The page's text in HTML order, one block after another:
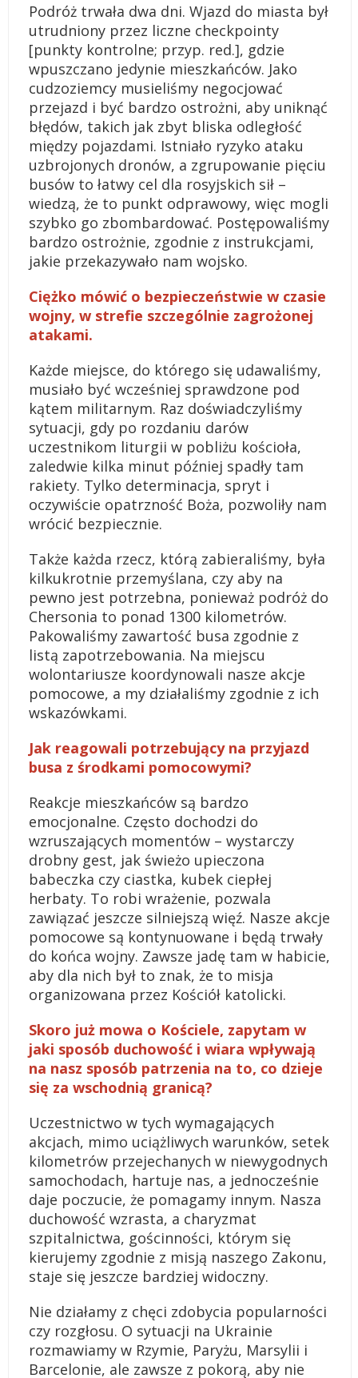
Podróż trwała dwa dni. Wjazd do miasta był
utrudniony przez liczne checkpointy
[punkty kontrolne; przyp. red.], gdzie
wpuszczano jedynie mieszkańców. Jako
cudzoziemcy musieliśmy negocjować
przejazd i być bardzo ostrożni, aby uniknąć
błędów, takich jak zbyt bliska odległość
między pojazdami. Istniało ryzyko ataku
uzbrojonych dronów, a zgrupowanie pięciu
busów to łatwy cel dla rosyjskich sił –
wiedzą, że to punkt odprawowy, więc mogli
szybko go zbombardować. Postępowaliśmy
bardzo ostrożnie, zgodnie z instrukcjami,
jakie przekazywało nam wojsko.
Ciężko mówić o bezpieczeństwie w czasie
wojny, w strefie szczególnie zagrożonej
atakami.
Każde miejsce, do którego się udawaliśmy,
musiało być wcześniej sprawdzone pod
kątem militarnym. Raz doświadczyliśmy
sytuacji, gdy po rozdaniu darów
uczestnikom liturgii w pobliżu kościoła,
zaledwie kilka minut później spadły tam
rakiety. Tylko determinacja, spryt i
oczywiście opatrzność Boża, pozwoliły nam
wrócić bezpiecznie.
Także każda rzecz, którą zabieraliśmy, była
kilkukrotnie przemyślana, czy aby na
pewno jest potrzebna, ponieważ podróż do
Chersonia to ponad 1300 kilometrów.
Pakowaliśmy zawartość busa zgodnie z
listą zapotrzebowania. Na miejscu
wolontariusze koordynowali nasze akcje
pomocowe, a my działaliśmy zgodnie z ich
wskazówkami.
Jak reagowali potrzebujący na przyjazd
busa z środkami pomocowymi?
Reakcje mieszkańców są bardzo
emocjonalne. Często dochodzi do
wzruszających momentów – wystarczy
drobny gest, jak świeżo upieczona
babeczka czy ciastka, kubek ciepłej
herbaty. To robi wrażenie, pozwala
zawiązać jeszcze silniejszą więź. Nasze akcje
pomocowe są kontynuowane i będą trwały
do końca wojny. Zawsze jadę tam w habicie,
aby dla nich był to znak, że to misja
organizowana przez Kościół katolicki.
Skoro już mowa o Kościele, zapytam w
jaki sposób duchowość i wiara wpływają
na nasz sposób patrzenia na to, co dzieje
się za wschodnią granicą?
Uczestnictwo w tych wymagających
akcjach, mimo uciążliwych warunków, setek
kilometrów przejechanych w niewygodnych
samochodach, hartuje nas, a jednocześnie
daje poczucie, że pomagamy innym. Nasza
duchowość wzrasta, a charyzmat
szpitalnictwa, gościnności, którym się
kierujemy zgodnie z misją naszego Zakonu,
staje się jeszcze bardziej widoczny.
Nie działamy z chęci zdobycia popularności
czy rozgłosu. O sytuacji na Ukrainie
rozmawiamy w Rzymie, Paryżu, Marsylii i
Barcelonie, ale zawsze z pokorą, aby nie